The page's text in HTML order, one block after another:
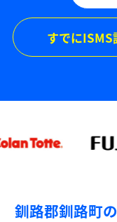
すでにISMS
釧路郡釧路町